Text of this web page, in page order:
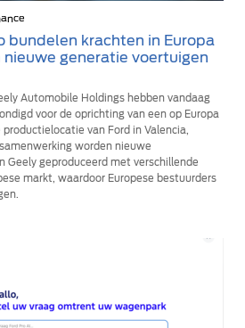
bundelen krachten in Europa
generatie voertuigen
Automobile Holdings hebben vandaag
voor de oprichting van een op Europa
van Ford in Valencia,
worden nieuwe
Geely geproduceerd met verschillende
markt, waardoor Europese bestuurders